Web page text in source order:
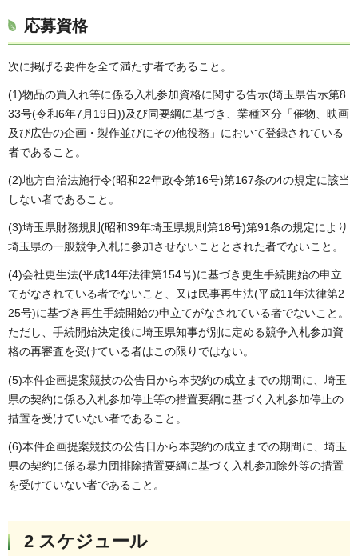
応募資格
次に掲げる要件を全て満たす者であること。
(1)物品の買入れ等に係る入札参加資格に関する告示(埼玉県告示第8
33号(令和6年7月19日))及び同要綱に基づき、業種区分「催物、映画
及び広告の企画・製作並びにその他役務」において登録されている
者であること。
(2)地方自治法施行令(昭和22年政令第16号)第167条の4の規定に該当
しない者であること。
(3)埼玉県財務規則(昭和39年埼玉県規則第18号)第91条の規定により
埼玉県の一般競争入札に参加させないこととされた者でないこと。
(4)会社更生法(平成14年法律第154号)に基づき更生手続開始の申立
てがなされている者でないこと、又は民事再生法(平成11年法律第2
25号)に基づき再生手続開始の申立てがなされている者でないこと。
ただし、手続開始決定後に埼玉県知事が別に定める競争入札参加資
格の再審査を受けている者はこの限りではない。
(5)本件企画提案競技の公告日から本契約の成立までの期間に、埼玉
県の契約に係る入札参加停止等の措置要綱に基づく入札参加停止の
措置を受けていない者であること。
(6)本件企画提案競技の公告日から本契約の成立までの期間に、埼玉
県の契約に係る暴力団排除措置要綱に基づく入札参加除外等の措置
を受けていない者であること。
2 スケジュール